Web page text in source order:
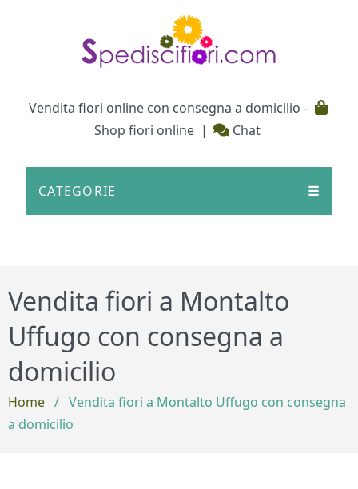
Vendita fiori online con consegna a domicilio -
Shop fiori online | Chat
CATEGORIE ☰
Vendita fiori a Montalto
Uffugo con consegna a
domicilio
Home / Vendita fiori a Montalto Uffugo con consegna
a domicilio